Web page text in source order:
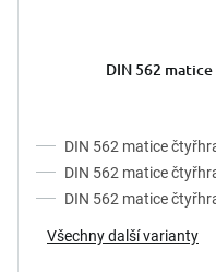
DIN 562
DIN 562 matice
DIN 562 matice
DIN 562 matice
Všechny další varianty